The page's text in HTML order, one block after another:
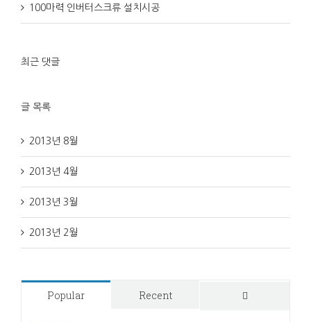
100마력 인버터스크류 설치시공
최근 댓글
글 목록
2013년 8월
2013년 4월
2013년 3월
2013년 2월
Popular Recent